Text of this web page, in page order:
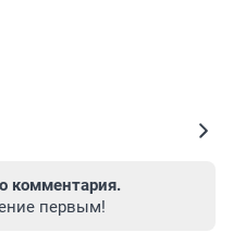
комментария.
первым!